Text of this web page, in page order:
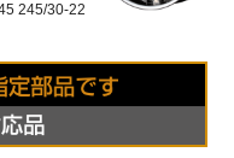
245/30-22